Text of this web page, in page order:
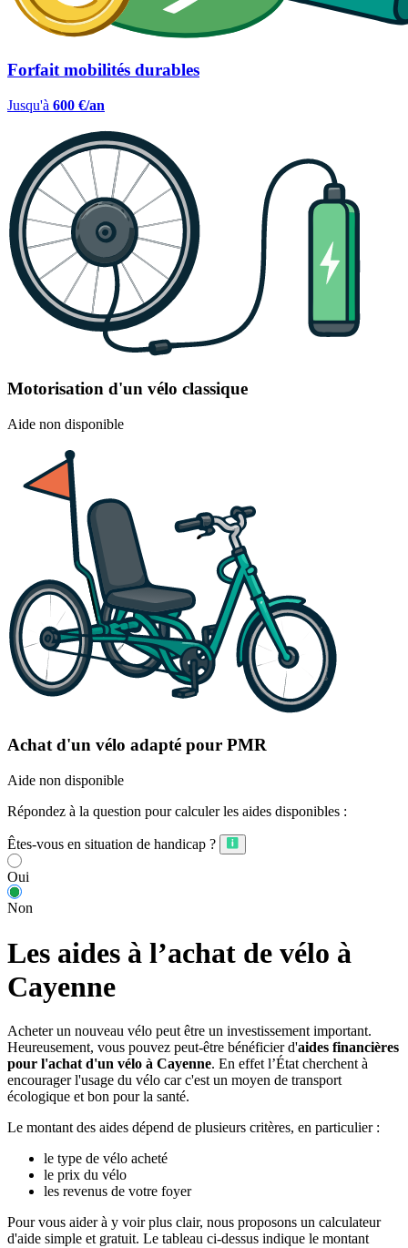
Forfait mobilités durables
Jusqu'à 600 €/an
Motorisation d'un vélo classique
Aide non disponible
Achat d'un vélo adapté pour PMR
Aide non disponible
Répondez à la question pour calculer les aides disponibles :
Êtes-vous en situation de handicap ?
Oui
Non
Les aides à l’achat de vélo à
Cayenne
Acheter un nouveau vélo peut être un investissement important.
Heureusement, vous pouvez peut-être bénéficier d'aides financières
pour l'achat d'un vélo à Cayenne. En effet l’État cherchent à
encourager l'usage du vélo car c'est un moyen de transport
écologique et bon pour la santé.
Le montant des aides dépend de plusieurs critères, en particulier :
le type de vélo acheté
le prix du vélo
les revenus de votre foyer
Pour vous aider à y voir plus clair, nous proposons un calculateur
d'aide simple et gratuit. Le tableau ci-dessus indique le montant